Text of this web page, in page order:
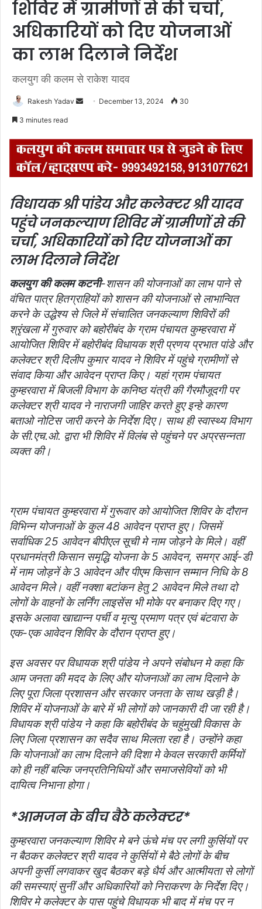
शिविर में ग्रामीणों से की चर्चा,
अधिकारियों को दिए योजनाओं
का लाभ दिलाने निर्देश
कलयुग की कलम से राकेश यादव
Rakesh Yadav
d
n
m
l
December 13, 2024 30
3 minutes read
विधायक श्री पांडेय और कलेक्टर श्री यादव
पहुंचे जनकल्याण शिविर मेंग्रामीणों से की
चर्चा, अधिकारियों को दिए योजनाओं का
लाभ दिलाने निर्देश
कलयुग की कलम कटनी-शासन की योजनाओं का लाभ पाने से
वंचित पात्र हितग्राहियों को शासन की योजनाओं से लाभान्वित
करने के उद्धेश्य से जिले में संचालित जनकल्याण शिविरों की
श्रृंखला में गुरुवार को बहोरीबंद के ग्राम पंचायत कुम्हरवारा में
आयोजित शिविर में बहोरीबंद विधायक श्री प्रणय प्रभात पांडे और
कलेक्टर श्री दिलीप कुमार यादव ने शिविर में पहुंचे ग्रामीणों से
संवाद किया और आवेदन प्राप्त किए। यहां ग्राम पंचायत
कुम्हरवारा में बिजली विभाग के कनिष्ठ यंत्री की गैरमौजूदगी पर
कलेक्टर श्री यादव ने नाराजगी जाहिर करते हुए इन्हे कारण
बताओ नोटिस जारी करने के निर्देश दिए। साथ ही स्वास्थ्य विभाग
के सी.एच.ओ. द्वारा भी शिविर में विलंब से पहुंचने पर अप्रसन्नता
व्यक्त की।
ग्राम पंचायत कुम्हरवारा में गुरूवार को आयोजित शिविर के दौरान
विभिन्न योजनाओं के कुल 48 आवेदन प्राप्त हुए। जिसमें
सर्वाधिक 25 आवेदन बीपीएल सूची मे नाम जोड़ने के मिले। वहीं
प्रधानमंत्री किसान समृद्धि योजना के 5 आवेदन, समग्र आई-डी
में नाम जोड़नें के 3 आवेदन और पीएम किसान सम्मान निधि के 8
आवेदन मिले। वहीं नक्शा बटांकन हेतु 2 आवेदन मिले तथा दो
लोगों के वाहनों के लर्निंग लाइसेंस भी मोके पर बनाकर दिए गए।
इसके अलावा खाद्यान्न पर्ची व मृत्यु प्रमाण पत्र एवं बंटवारा के
एक-एक आवेदन शिविर के दौरान प्राप्त हुए।
इस अवसर पर विधायक श्री पांडेय ने अपने संबोधन मे कहा कि
आम जनता की मदद के लिए और योजनाओं का लाभ दिलाने के
लिए पूरा जिला प्रशासन और सरकार जनता के साथ खड़ी है।
शिविर में योजनाओं के बारे में भी लोगों को जानकारी दी जा रही है।
विधायक श्री पांडेय ने कहा कि बहोरीबंद के चहुंमुखी विकास के
लिए जिला प्रशासन का सदैव साथ मिलता रहा है। उन्होंने कहा
कि योजनाओं का लाभ दिलाने की दिशा मे केवल सरकारी कर्मियों
को ही नहीं बल्कि जनप्रतिनिधियों और समाजसेवियों को भी
दायित्व निभाना होगा।
*आमजन के बीच बैठे कलेक्टर*
कुम्हरवारा जनकल्याण शिविर मे बने ऊंचे मंच पर लगी कुर्सियों पर
न बैठकर कलेक्टर श्री यादव ने कुर्सियों मे बैठे लोगों के बीच
अपनी कुर्सी लगवाकर खुद बैठकर बड़े धैर्य और आत्मीयता से लोगों
की समस्याएं सुनीं और अधिकारियों को निराकरण के निर्देश दिए।
शिविर मे कलेक्टर के पास पहुंचे विधायक भी बाद में मंच पर न